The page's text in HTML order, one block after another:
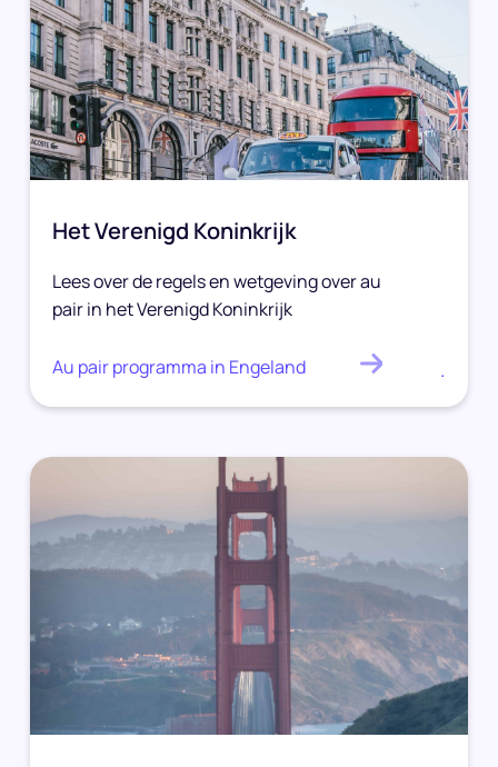
Het Verenigd Koninkrijk
Lees over de regels en wetgeving over au
pair in het Verenigd Koninkrijk
Au pair programma in Engeland .